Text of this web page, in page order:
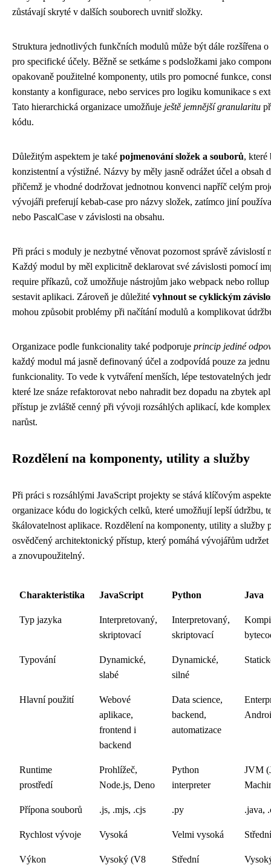
zůstávají skryté v dalších souborech uvnitř složky.
Struktura jednotlivých funkčních modulů může být dále rozšířena o
pro specifické účely. Běžně se setkáme s podsložkami jako
opakovaně použitelné komponenty, utils pro pomocné funkce,
konstanty a konfigurace, nebo services pro logiku komunikace s
Tato hierarchická organizace umožňuje ještě jemnější granularitu
kódu.
Důležitým aspektem je také pojmenování složek a souborů, které
konzistentní a výstižné. Názvy by měly jasně odrážet účel a obsah
přičemž je vhodné dodržovat jednotnou konvenci napříč celým
vývojáři preferují kebab-case pro názvy složek, zatímco jiní
nebo PascalCase v závislosti na obsahu.
Při práci s moduly je nezbytné věnovat pozornost správě závislostí
Každý modul by měl explicitně deklarovat své závislosti pomocí
require příkazů, což umožňuje nástrojům jako webpack nebo rollup
sestavit aplikaci. Zároveň je důležité vyhnout se cyklickým
mohou způsobit problémy při načítání modulů a komplikovat
Organizace podle funkcionality také podporuje princip jediné
každý modul má jasně definovaný účel a zodpovídá pouze za
funkcionality. To vede k vytváření menších, lépe testovatelných
které lze snáze refaktorovat nebo nahradit bez dopadu na zbytek
přístup je zvláště cenný při vývoji rozsáhlých aplikací, kde
narůst.
Rozdělení na komponenty, utility a služby
Při práci s rozsáhlými JavaScript projekty se stává klíčovým
organizace kódu do logických celků, které umožňují lepší údržbu,
škálovatelnost aplikace. Rozdělení na komponenty, utility a služby
osvědčený architektonický přístup, který pomáhá vývojářům
a znovupoužitelný.
Charakteristika JavaScript Python Java
Typ jazyka
Interpretovaný,
skriptovací
Interpretovaný,
skriptovací
Typování
Dynamické,
slabé
Dynamické,
silné
Hlavní použití
Webové
aplikace,
frontend i
backend
Data science,
backend,
automatizace
Runtime
prostředí
Prohlížeč,
Node.js, Deno
Python
interpreter
JVM
Přípona souborů .js, .mjs, .cjs .py .java,
Rychlost vývoje Vysoká Velmi vysoká Střední
Výkon
Vysoký (V8
Střední